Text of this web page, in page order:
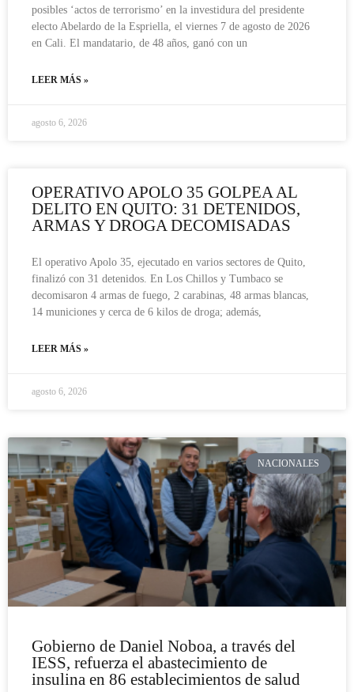
posibles ‘actos de terrorismo’ en la investidura del presidente
electo Abelardo de la Espriella, el viernes 7 de agosto de 2026
en Cali. El mandatario, de 48 años, ganó con un
LEER MÁS »
agosto 6, 2026
OPERATIVO APOLO 35 GOLPEA AL
DELITO EN QUITO: 31 DETENIDOS,
ARMAS Y DROGA DECOMISADAS
El operativo Apolo 35, ejecutado en varios sectores de Quito,
finalizó con 31 detenidos. En Los Chillos y Tumbaco se
decomisaron 4 armas de fuego, 2 carabinas, 48 armas blancas,
14 municiones y cerca de 6 kilos de droga; además,
LEER MÁS »
agosto 6, 2026
NACIONALES
Gobierno de Daniel Noboa, a través del
IESS, refuerza el abastecimiento de
insulina en 86 establecimientos de salud